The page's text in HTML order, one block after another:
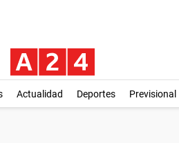
Actualidad Deportes Previsional